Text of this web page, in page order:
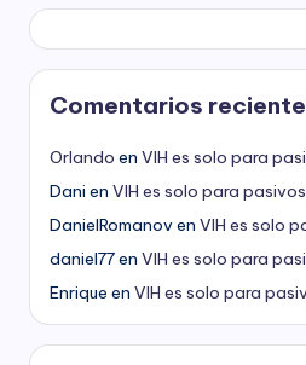
Comentarios
Orlando en VIH es solo para
Dani en VIH es solo para
DanielRomanoven VIH es solo
daniel77en VIH es solo para
Enrique en VIH es solo para